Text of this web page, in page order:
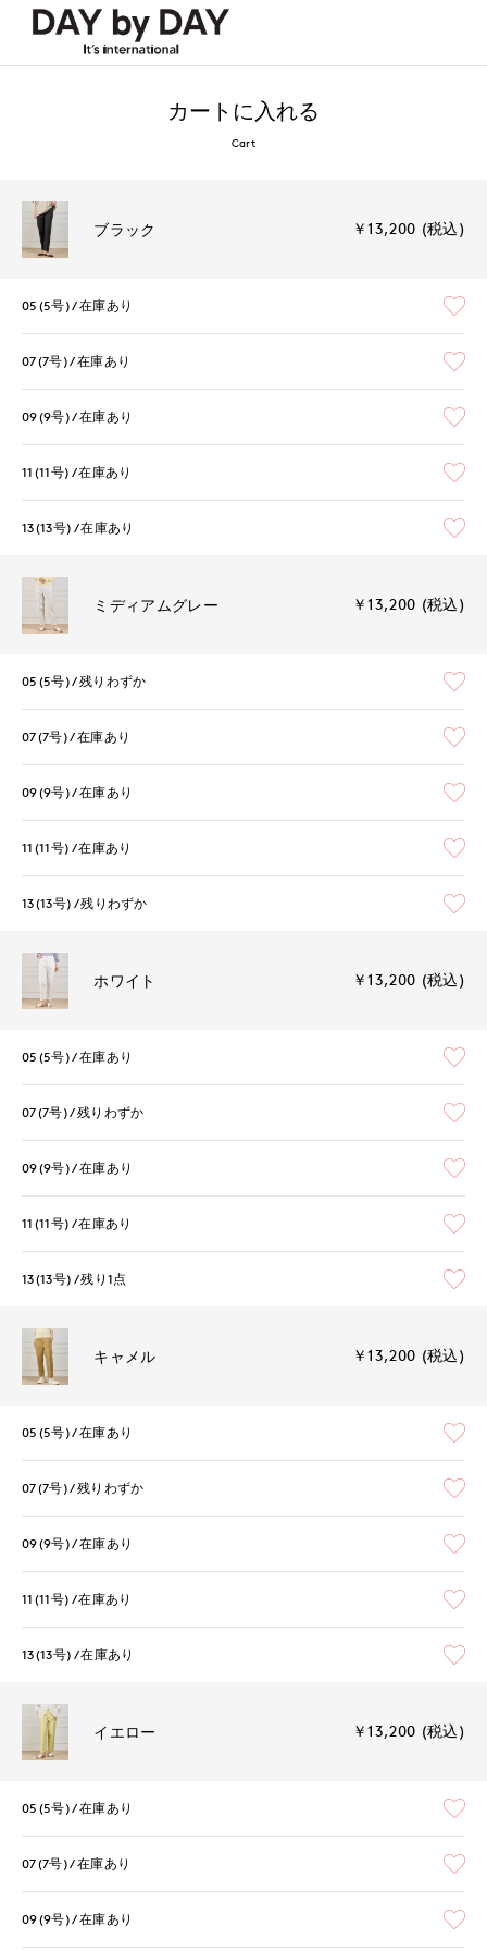
カートに入れる
Cart
ブラック ￥13,200 (税込)
05(5号) 在庫あり
07(7号) 在庫あり
09(9号) 在庫あり
11(11号) 在庫あり
13(13号) 在庫あり
ミディアムグレー ￥13,200 (税込)
05(5号) 残りわずか
07(7号) 在庫あり
09(9号) 在庫あり
11(11号) 在庫あり
13(13号) 残りわずか
ホワイト ￥13,200 (税込)
05(5号) 在庫あり
07(7号) 残りわずか
09(9号) 在庫あり
11(11号) 在庫あり
13(13号) 残り1点
キャメル ￥13,200 (税込)
05(5号) 在庫あり
07(7号) 残りわずか
09(9号) 在庫あり
11(11号) 在庫あり
13(13号) 在庫あり
イエロー ￥13,200 (税込)
05(5号) 在庫あり
07(7号) 在庫あり
09(9号) 在庫あり